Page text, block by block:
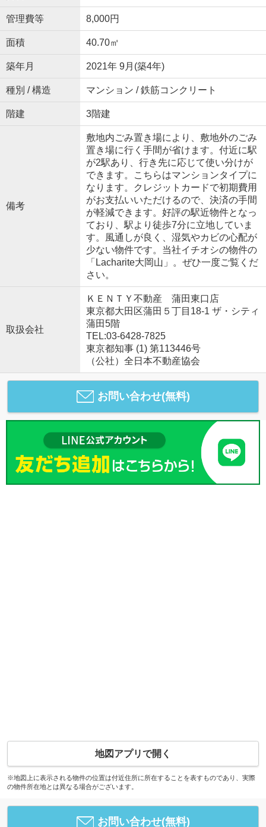
管理費等 8,000円
面積 40.70㎡
築年月 2021年 9月(築4年)
種別 / 構造 マンション / 鉄筋コンクリート
階建 3階建
備考
敷地内ごみ置き場により、敷地外のごみ
置き場に行く手間が省けます。付近に駅
が2駅あり、行き先に応じて使い分けが
できます。こちらはマンションタイプに
なります。クレジットカードで初期費用
がお支払いいただけるので、決済の手間
が軽減できます。好評の駅近物件となっ
ており、駅より徒歩7分に立地していま
す。風通しが良く、湿気やカビの心配が
少ない物件です。当社イチオシの物件の
「Lacharite大岡山」。ぜひ一度ご覧くだ
さい。
取扱会社
ＫＥＮＴＹ不動産 蒲田東口店
東京都大田区蒲田５丁目18-1 ザ・シティ
蒲田5階
TEL:03-6428-7825
東京都知事 (1) 第113446号
（公社）全日本不動産協会
お問い合わせ(無料)
地図アプリで開く
※地図上に表示される物件の位置は付近住所に所在することを表すものであり、実際
の物件所在地とは異なる場合がございます。
お問い合わせ(無料)